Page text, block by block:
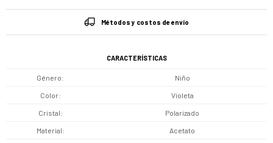
Métodos y costos de envío
CARACTERÍSTICAS
Género Niño
Color Violeta
Cristal Polarizado
Material Acetato